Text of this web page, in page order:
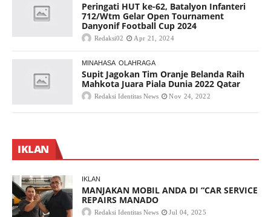
Peringati HUT ke-62, Batalyon Infanteri
712/Wtm Gelar Open Tournament
Danyonif Football Cup 2024
Redaksi02 Apr 21, 2024
MINAHASA OLAHRAGA
Supit Jagokan Tim Oranje Belanda Raih
Mahkota Juara Piala Dunia 2022 Qatar
Redaksi Identitas News Nov 24, 2022
IKLAN
IKLAN
MANJAKAN MOBIL ANDA DI “CAR SERVICE
REPAIRS MANADO
Redaksi Identitas News Jul 04, 2025